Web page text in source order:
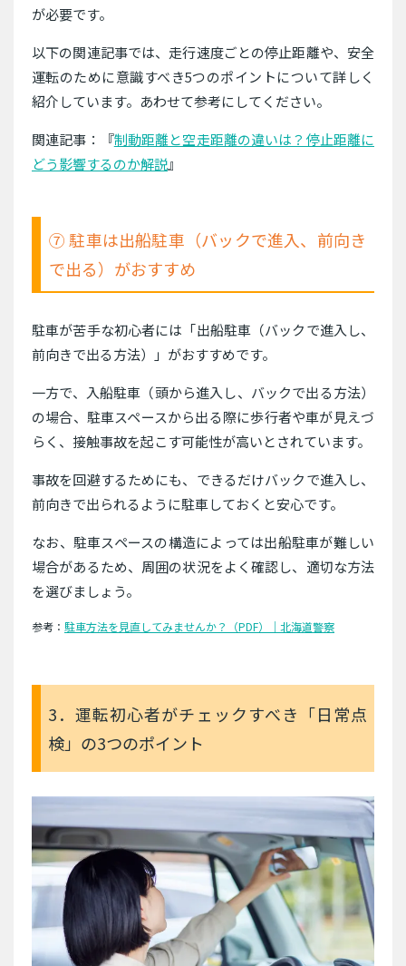
が必要です。
以下の関連記事では、走行速度ごとの停止距離や、安全
運転のために意識すべき5つのポイントについて詳しく
紹介しています。あわせて参考にしてください。
関連記事：『制動距離と空走距離の違いは？停止距離に
どう影響するのか解説』
⑦ 駐車は出船駐車（バックで進入、前向き
で出る）がおすすめ
駐車が苦手な初心者には「出船駐車（バックで進入し、
前向きで出る方法）」がおすすめです。
一方で、入船駐車（頭から進入し、バックで出る方法）
の場合、駐車スペースから出る際に歩行者や車が見えづ
らく、接触事故を起こす可能性が高いとされています。
事故を回避するためにも、できるだけバックで進入し、
前向きで出られるように駐車しておくと安心です。
なお、駐車スペースの構造によっては出船駐車が難しい
場合があるため、周囲の状況をよく確認し、適切な方法
を選びましょう。
参考： 駐車方法を見直してみませんか？（PDF）｜北海道警察
3．運転初心者がチェックすべき「日常点
検」の3つのポイント